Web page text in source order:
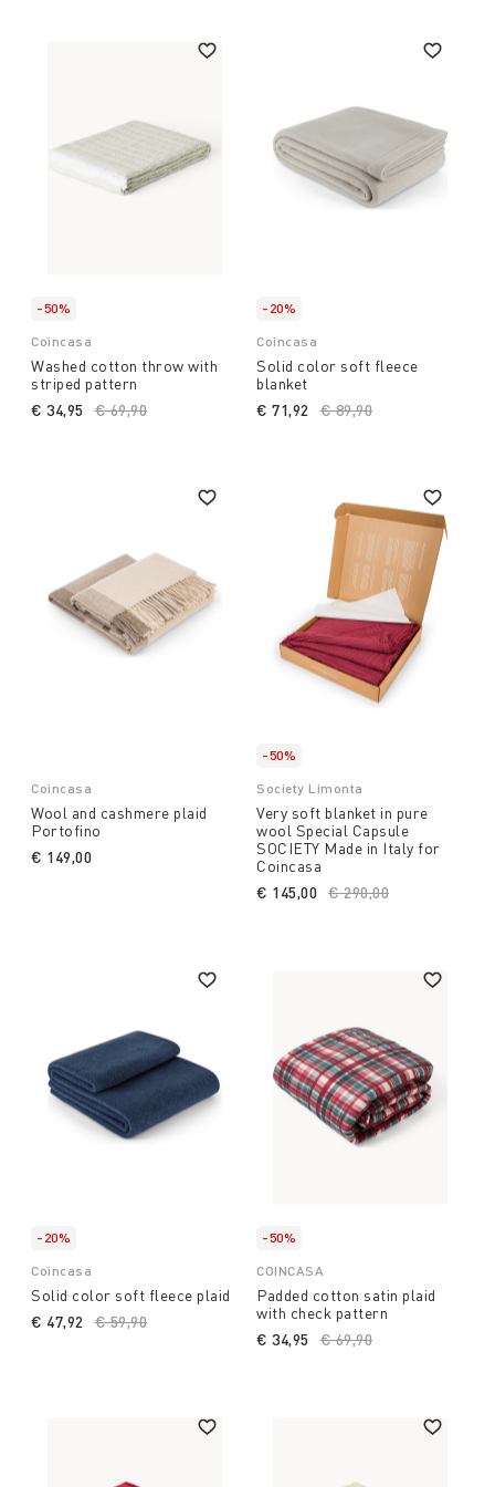
-50%
Coincasa
Washed cotton throw with
striped pattern
Price reduced from
€ 69,90
€ 34,95
-20%
Coincasa
Solid color soft fleece
blanket
Price reduced from
€ 89,90
€ 71,92
Coincasa
Wool and cashmere plaid
Portofino
€ 149,00
-50%
Society Limonta
Very soft blanket in pure
wool Special Capsule
SOCIETY Made in Italy for
Coincasa
Price reduced from
€ 290,00
€ 145,00
-20%
Coincasa
Solid color soft fleece plaid
Price reduced from
€ 59,90
€ 47,92
-50%
COINCASA
Padded cotton satin plaid
with check pattern
Price reduced from
€ 69,90
€ 34,95